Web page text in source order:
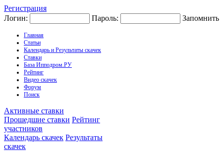
Регистрация
Логин:
Пароль: Запомнить
Главная
Статьи
Календарь и Результаты скачек
Ставки
База Ипподром.РУ
Рейтинг
Видео скачек
Форум
Поиск
Активные ставки
Прошедшие ставки Рейтинг
участников
Календарь скачек Результаты
скачек